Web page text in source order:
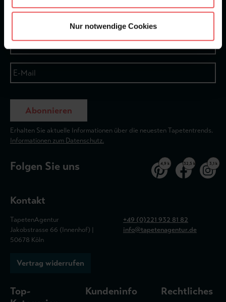
Nur notwendige Cookies
Newsletter
Abonnieren
Erhalten Sie aktuelle Informationen über die neuesten Tapetentrends.
Informationen zum Datenschutz.
Folgen Sie uns 4,9 k 32,5 k 3,1 k
Kontakt
TapetenAgentur
Jakobstrasse 66 (Innenhof) |
50678 Köln
+49 (0)221 932 81 82
info@tapetenagentur.de
Vertrag widerrufen
Top-
Kundeninfo Rechtliches